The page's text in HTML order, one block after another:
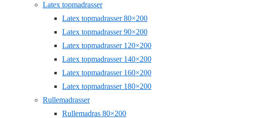
Latex topmadrasser
Latex topmadrasser 80×200
Latex topmadrasser 90×200
Latex topmadrasser 120×200
Latex topmadrasser 140×200
Latex topmadrasser 160×200
Latex topmadrasser 180×200
Rullemadrasser
Rullemadras 80×200